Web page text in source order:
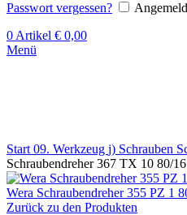
Passwort vergessen?
0 Artikel € 0,00
Menü
Start 09. Werkzeug j) Schrauben
Schraubendreher 367 TX 10 80/
Wera Schraubendreher 355 PZ 1
Zurück zu den Produkten